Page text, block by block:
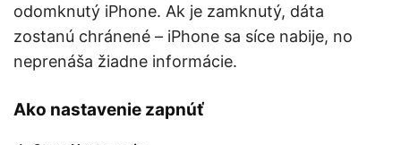
odomknutý iPhone. Ak je zamknutý, dáta
zostanú chránené – iPhone sa síce nabije, no
neprenáša žiadne informácie.
Ako nastavenie zapnúť